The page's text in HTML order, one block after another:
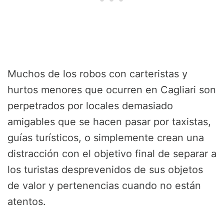
Muchos de los robos con carteristas y
hurtos menores que ocurren en Cagliari son
perpetrados por locales demasiado
amigables que se hacen pasar por taxistas,
guías turísticos, o simplemente crean una
distracción con el objetivo final de separar a
los turistas desprevenidos de sus objetos
de valor y pertenencias cuando no están
atentos.